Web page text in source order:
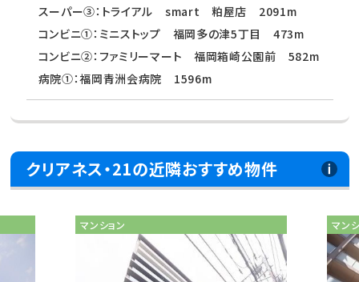
スーパー③：トライアル smart 粕屋店 2091m
コンビニ①：ミニストップ 福岡多の津5丁目 473m
コンビニ②：ファミリーマート 福岡箱崎公園前 582m
病院①：福岡青洲会病院 1596m
クリアネス・21の近隣おすすめ物件
マンション マン